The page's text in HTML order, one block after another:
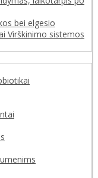
bei elgesio
Virškinimo sistemos